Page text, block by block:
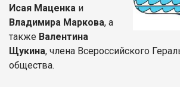
Исая Маценка и
Владимира Маркова, а
также Валентина
Щукина, члена Всероссийского
общества.